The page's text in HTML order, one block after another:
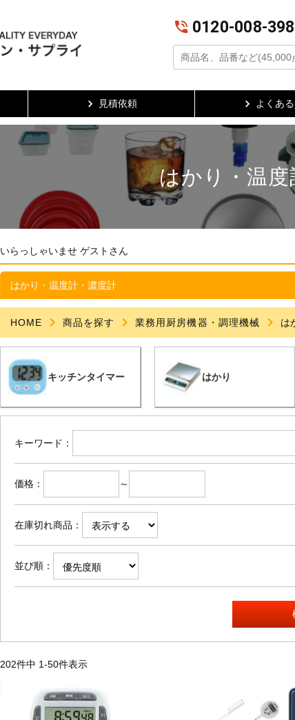
0120-008-398
見積依頼 よくあ
はかり・温度
いらっしゃいませ ゲストさん
はかり・温度計・濃度計
HOME 商品を探す 業務用厨房機器・調理機械 は
キッチンタイマー はかり
キーワード
価格 ～
在庫切れ商品
並び順
202件中 1-50件表示